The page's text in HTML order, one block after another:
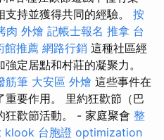
持並獲得共同的經驗。 按
肉 外燴 記帳士報名 推拿 台
館推薦 網路行銷 這種社區經
定居點和村莊的凝聚力。
筋筆 大安區 外燴 這些事件在
要作用。 里約狂歡節（巴
狂歡節活動。 - 家庭聚會 整
klook 台胞證 optimization